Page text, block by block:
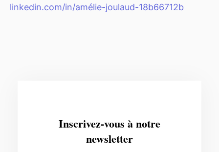
linkedin.com/in/amélie-joulaud-18b66712b
Inscrivez-vous à notre
newsletter